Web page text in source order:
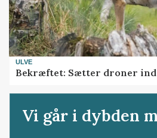
ULVE
Bekræftet: Sætter droner ind
Vi går i dybden